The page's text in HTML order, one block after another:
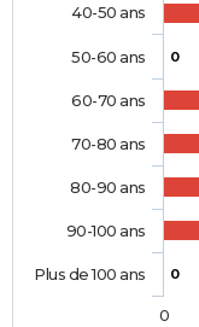
0
0
40-50 ans
50-60 ans
60-70 ans
70-80 ans
80-90 ans
90-100 ans
Plus de 100 ans
0